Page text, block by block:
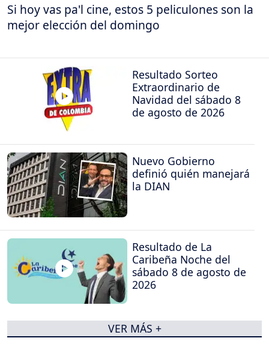
Si hoy vas pa'l cine, estos 5 peliculones son la
mejor elección del domingo
Resultado Sorteo
Extraordinario de
Navidad del sábado 8
de agosto de 2026
Nuevo Gobierno
definió quién manejará
la DIAN
Resultado de La
Caribeña Noche del
sábado 8 de agosto de
2026
VER MÁS +